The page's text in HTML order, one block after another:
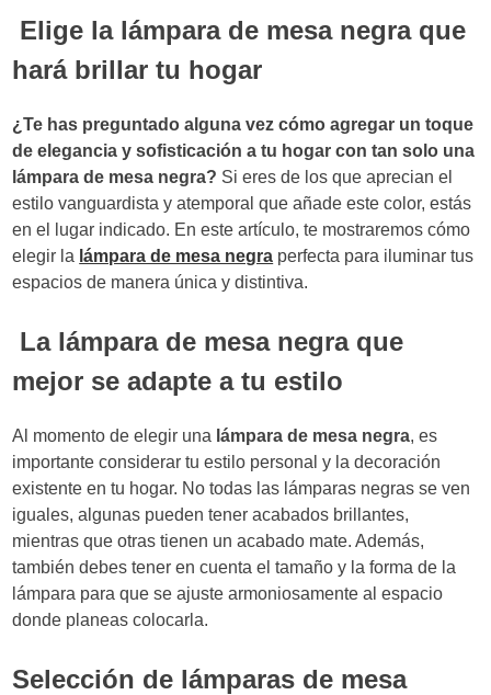
Elige la lámpara de mesa negra que
hará brillar tu hogar
¿Te has preguntado alguna vez cómo agregar un toque
de elegancia y sofisticación a tu hogar con tan solo una
lámpara de mesa negra? Si eres de los que aprecian el
estilo vanguardista y atemporal que añade este color, estás
en el lugar indicado. En este artículo, te mostraremos cómo
elegir la lámpara de mesa negra perfecta para iluminar tus
espacios de manera única y distintiva.
La lámpara de mesa negra que
mejor se adapte a tu estilo
Al momento de elegir una lámpara de mesa negra, es
importante considerar tu estilo personal y la decoración
existente en tu hogar. No todas las lámparas negras se ven
iguales, algunas pueden tener acabados brillantes,
mientras que otras tienen un acabado mate. Además,
también debes tener en cuenta el tamaño y la forma de la
lámpara para que se ajuste armoniosamente al espacio
donde planeas colocarla.
Selección de lámparas de mesa